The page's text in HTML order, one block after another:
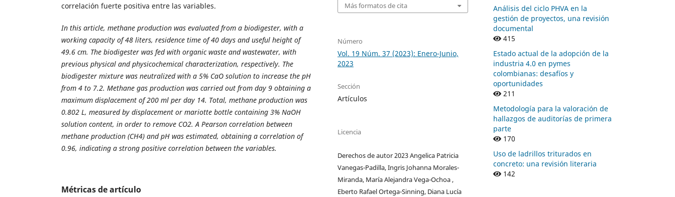
correlación fuerte positiva entre las variables.
In this article, methane production was evaluated from a biodigester, with a
working capacity of 48 liters, residence time of 40 days and useful height of
49.6 cm. The biodigester was fed with organic waste and wastewater, with
previous physical and physicochemical characterization, respectively. The
biodigester mixture was neutralized with a 5% CaO solution to increase the pH
from 4 to 7.2. Methane gas production was carried out from day 9 obtaining a
maximum displacement of 200 ml per day 14. Total, methane production was
0.802 L, measured by displacement or mariotte bottle containing 3% NaOH
solution content, in order to remove CO2. A Pearson correlation between
methane production (CH4) and pH was estimated, obtaining a correlation of
0.96, indicating a strong positive correlation between the variables.
Métricas de artículo
Más formatos de cita
Número
Vol. 19 Núm. 37 (2023): Enero-Junio,
2023
Sección
Artículos
Licencia
Derechos de autor 2023 Angelica Patricia
Vanegas-Padilla, Ingris Johanna Morales-
Miranda, María Alejandra Vega-Ochoa ,
Eberto Rafael Ortega-Sinning, Diana Lucía
Análisis del ciclo PHVA en la
gestión de proyectos, una revisión
documental
415
Estado actual de la adopción de la
industria 4.0 en pymes
colombianas: desafíos y
oportunidades
211
Metodología para la valoración de
hallazgos de auditorías de primera
parte
170
Uso de ladrillos triturados en
concreto: una revisión literaria
142